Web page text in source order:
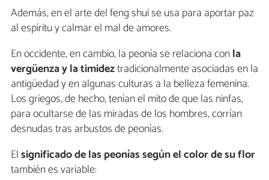
Además, en el arte del feng shui se usa para aportar paz
al espíritu y calmar el mal de amores.
En occidente, en cambio, la peonía se relaciona conla
vergüenza y la timideztradicionalmente asociadas en la
antigüedad y en algunas culturas a la belleza femenina.
Los griegos, de hecho, tenían el mito de que las ninfas,
para ocultarse de las miradas de los hombres, corrían
desnudas tras arbustos de peonías.
Elsignificado de las peonías según el color de su flor
también es variable: